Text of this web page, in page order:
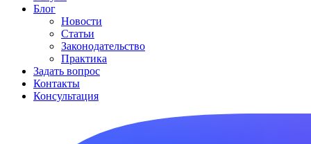
Блог
Новости
Статьи
Законодательство
Практика
Задать вопрос
Контакты
Консультация